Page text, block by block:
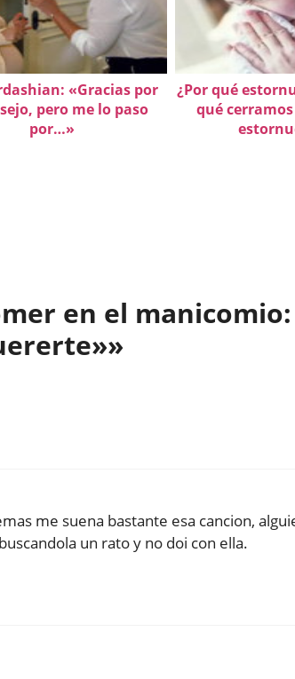
«Gracias por
pero me lo paso
por…»
¿Por qué
qué
en el manicomio:
me suena bastante esa cancion,
un rato y no doi con ella.